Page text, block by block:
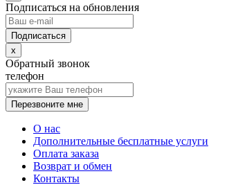
Подписаться на обновления
x
Обратный звонок
телефон
Перезвоните мне
О нас
Дополнительные бесплатные услуги
Оплата заказа
Возврат и обмен
Контакты